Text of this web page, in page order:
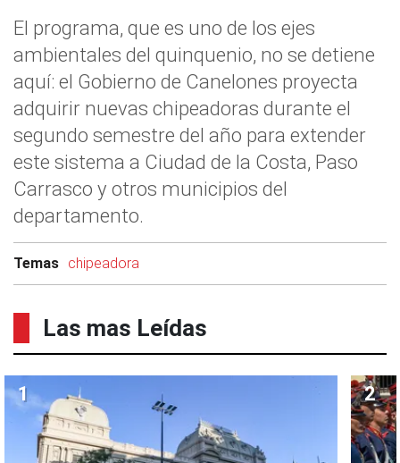
El programa, que es uno de los ejes
ambientales del quinquenio, no se detiene
aquí: el Gobierno de Canelones proyecta
adquirir nuevas chipeadoras durante el
segundo semestre del año para extender
este sistema a Ciudad de la Costa, Paso
Carrasco y otros municipios del
departamento.
Temas chipeadora
Las mas Leídas